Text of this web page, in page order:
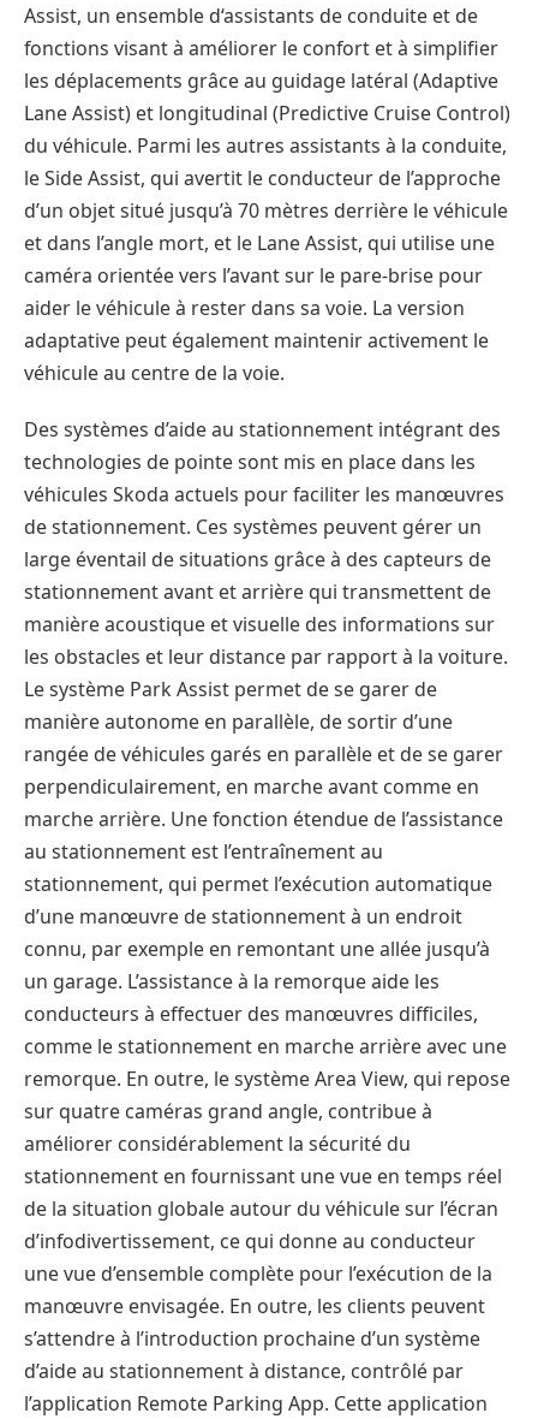
Assist, un ensemble d‘assistants de conduite et de
fonctions visant à améliorer le confort et à simplifier
les déplacements grâce au guidage latéral (Adaptive
Lane Assist) et longitudinal (Predictive Cruise Control)
du véhicule. Parmi les autres assistants à la conduite,
le Side Assist, qui avertit le conducteur de l’approche
d’un objet situé jusqu’à 70 mètres derrière le véhicule
et dans l’angle mort, et le Lane Assist, qui utilise une
caméra orientée vers l’avant sur le pare-brise pour
aider le véhicule à rester dans sa voie. La version
adaptative peut également maintenir activement le
véhicule au centre de la voie.
Des systèmes d’aide au stationnement intégrant des
technologies de pointe sont mis en place dans les
véhicules Skoda actuels pour faciliter les manœuvres
de stationnement. Ces systèmes peuvent gérer un
large éventail de situations grâce à des capteurs de
stationnement avant et arrière qui transmettent de
manière acoustique et visuelle des informations sur
les obstacles et leur distance par rapport à la voiture.
Le système Park Assist permet de se garer de
manière autonome en parallèle, de sortir d’une
rangée de véhicules garés en parallèle et de se garer
perpendiculairement, en marche avant comme en
marche arrière. Une fonction étendue de l’assistance
au stationnement est l’entraînement au
stationnement, qui permet l’exécution automatique
d’une manœuvre de stationnement à un endroit
connu, par exemple en remontant une allée jusqu’à
un garage. L’assistance à la remorque aide les
conducteurs à effectuer des manœuvres difficiles,
comme le stationnement en marche arrière avec une
remorque. En outre, le système Area View, qui repose
sur quatre caméras grand angle, contribue à
améliorer considérablement la sécurité du
stationnement en fournissant une vue en temps réel
de la situation globale autour du véhicule sur l’écran
d’infodivertissement, ce qui donne au conducteur
une vue d’ensemble complète pour l’exécution de la
manœuvre envisagée. En outre, les clients peuvent
s’attendre à l’introduction prochaine d’un système
d’aide au stationnement à distance, contrôlé par
l’application Remote Parking App. Cette application